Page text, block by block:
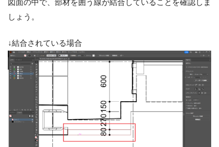
図面の中で、部材を囲う線が結合していることを確認しま
しょう。
↓結合されている場合